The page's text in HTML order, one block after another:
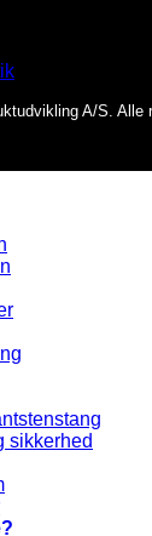
A/S. Alle
sikkerhed